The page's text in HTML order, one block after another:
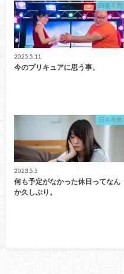
日常考察
2025.5.11
今のプリキュアに思う事。
日常考察
2023.5.5
何も予定がなかった休日ってなん
か久しぶり。